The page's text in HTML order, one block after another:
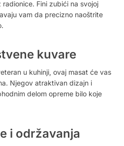
Fini zubići na svojoj
vam da precizno naoštrite
kuvare
u kuhinji, ovaj masat će vas
Njegov atraktivan dizajn i
delom opreme bilo koje
i održavanja